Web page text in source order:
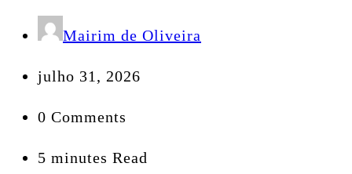
Mairim de Oliveira
julho 31, 2026
0 Comments
5 minutes Read